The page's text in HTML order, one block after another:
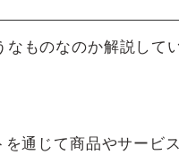
ものなのか解説して
通じて商品やサービ